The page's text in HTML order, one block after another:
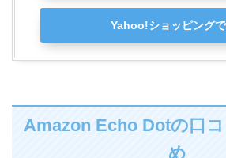
Yahoo!ショッピング
Amazon Echo Dotの口
め